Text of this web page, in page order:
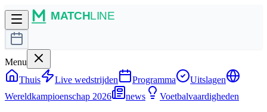
Menu
Thuis
Live wedstrijden Programma
Uitslagen
Wereldkampioenschap 2026
news Voetbalvaardigheden